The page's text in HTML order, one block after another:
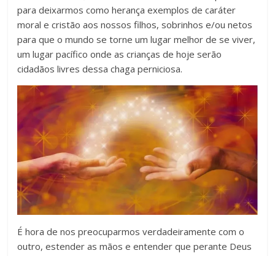
para deixarmos como herança exemplos de caráter
moral e cristão aos nossos filhos, sobrinhos e/ou netos
para que o mundo se torne um lugar melhor de se viver,
um lugar pacífico onde as crianças de hoje serão
cidadãos livres dessa chaga perniciosa.
É hora de nos preocuparmos verdadeiramente com o
outro, estender as mãos e entender que perante Deus